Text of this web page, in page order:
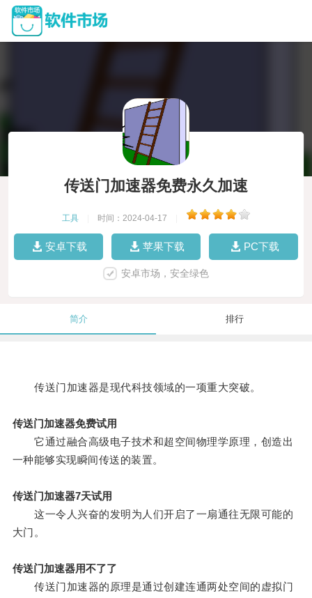
传送门加速器免费永久加速
工具 时间：2024-04-17
安卓下载 苹果下载 PC下载
安卓市场，安全绿色
简介 排行
传送门加速器是现代科技领域的一项重大突破。
传送门加速器免费试用
它通过融合高级电子技术和超空间物理学原理，创造出
一种能够实现瞬间传送的装置。
传送门加速器7天试用
这一令人兴奋的发明为人们开启了一扇通往无限可能的
大门。
传送门加速器用不了了
传送门加速器的原理是通过创建连通两处空间的虚拟门